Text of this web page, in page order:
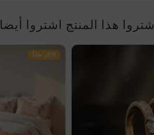
هذا المنتج اشتروا أيضا
الاكثر طلباً